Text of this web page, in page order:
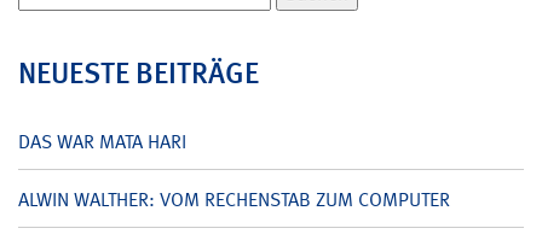
nach:
NEUESTE BEITRÄGE
DAS WAR MATA HARI
ALWIN WALTHER: VOM RECHENSTAB ZUM COMPUTER